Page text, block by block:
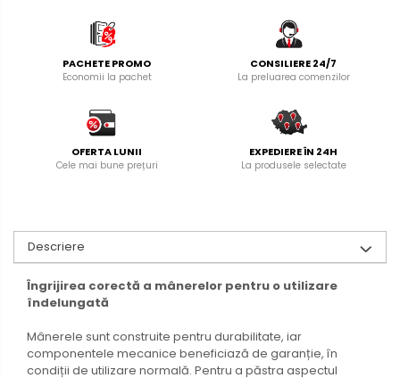
PACHETE PROMO
Economii la pachet
CONSILIERE 24/7
La preluarea comenzilor
OFERTA LUNII
Cele mai bune prețuri
EXPEDIERE ÎN 24H
La produsele selectate
Descriere
Îngrijirea corectă a mânerelor pentru o utilizare
îndelungată
Mânerele sunt construite pentru durabilitate, iar
componentele mecanice beneficiază de garanție, în
condiții de utilizare normală. Pentru a păstra aspectul